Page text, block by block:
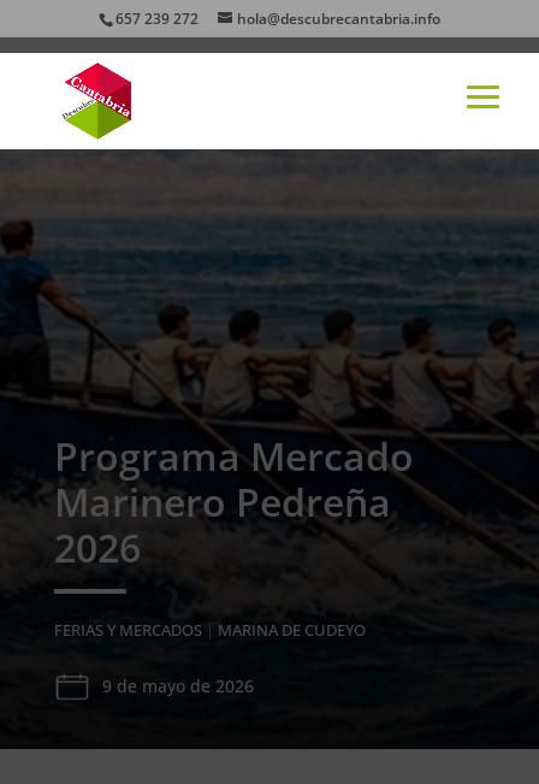
657 239 272 hola@descubrecantabria.info
Programa Mercado
Marinero Pedreña
2026
FERIAS Y MERCADOS| MARINA DE CUDEYO
9 de mayo de 2026